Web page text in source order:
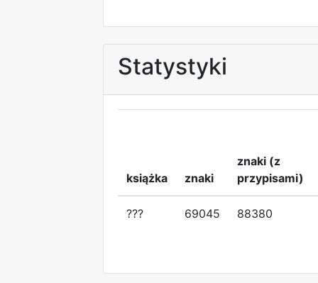
Statystyki
książka znaki
znaki (z
przypisami)
??? 69045 88380